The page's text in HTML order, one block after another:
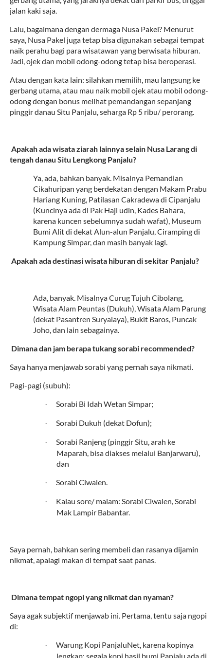
jalan kaki saja.
Lalu, bagaimana dengan dermaga Nusa Pakel? Menurut
saya, Nusa Pakel juga tetap bisa digunakan sebagai tempat
naik perahu bagi para wisatawan yang berwisata hiburan.
Jadi, ojek dan mobil odong-odong tetap bisa beroperasi.
Atau dengan kata lain: silahkan memilih, mau langsung ke
gerbang utama, atau mau naik mobil ojek atau mobil odong-
odong dengan bonus melihat pemandangan sepanjang
pinggir danau Situ Panjalu, seharga Rp 5 ribu/ perorang.
Apakah ada wisata ziarah lainnya selain Nusa Larang di
tengah danau Situ Lengkong Panjalu?
Ya, ada, bahkan banyak. Misalnya Pemandian
Cikahuripan yang berdekatan dengan Makam Prabu
Hariang Kuning, Patilasan Cakradewa di Cipanjalu
(Kuncinya ada di Pak Haji udin, Kades Bahara,
karena kuncen sebelumnya sudah wafat), Museum
Bumi Alit di dekat Alun-alun Panjalu, Ciramping di
Kampung Simpar, dan masih banyak lagi.
Apakah ada destinasi wisata hiburan di sekitar Panjalu?
Ada, banyak. Misalnya Curug Tujuh Cibolang,
Wisata Alam Peuntas (Dukuh), Wisata Alam Parung
(dekat Pasantren Suryalaya), Bukit Baros, Puncak
Joho, dan lain sebagainya.
Dimana dan jam berapa tukang sorabi recommended?
Saya hanya menjawab sorabi yang pernah saya nikmati.
Pagi-pagi (subuh):
· Sorabi Bi Idah Wetan Simpar;
· Sorabi Dukuh (dekat Dofun);
·
Sorabi Ranjeng (pinggir Situ, arah ke
Maparah, bisa diakses melalui Banjarwaru),
dan
· Sorabi Ciwalen.
·
Kalau sore/ malam: Sorabi Ciwalen, Sorabi
Mak Lampir Babantar.
Saya pernah, bahkan sering membeli dan rasanya dijamin
nikmat, apalagi makan di tempat saat panas.
Dimana tempat ngopi yang nikmat dan nyaman?
Saya agak subjektif menjawab ini. Pertama, tentu saja ngopi
di:
·
Warung Kopi PanjaluNet, karena kopinya
lengkap: segala kopi hasil bumi Panjalu ada di